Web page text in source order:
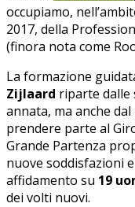
occupiamo,
2017, della
(finora nota come
La formazione
Zijlaard riparte dalle
annata, ma anche
prendere parte al
Grande Partenza
nuove soddisfazioni
affidamento su 19
dei volti nuovi.